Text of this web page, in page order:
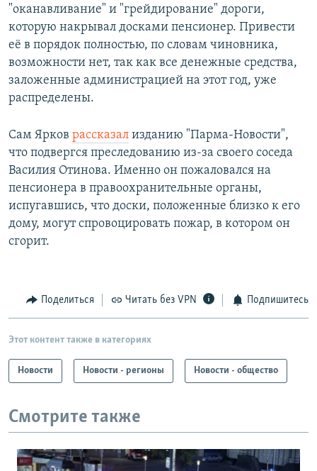
"оканавливание" и "грейдирование" дороги,
которую накрывал досками пенсионер. Привести
её в порядок полностью, по словам чиновника,
возможности нет, так как все денежные средства,
заложенные администрацией на этот год, уже
распределены.
Сам Ярков рассказал изданию "Парма-Новости",
что подвергся преследованию из-за своего соседа
Василия Отинова. Именно он пожаловался на
пенсионера в правоохранительные органы,
испугавшись, что доски, положенные близко к его
дому, могут спровоцировать пожар, в котором он
сгорит.
Поделиться Читать без VPN Подпишитесь
Этот контент также в категориях
Новости Новости - регионы Новости - общество
Смотрите также